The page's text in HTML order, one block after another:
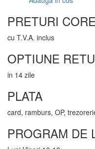
PRETURI
cu T.V.A. inclus
OPTIUNE
in 14 zile
PLATA
card, ramburs, OP,
PROGRAM DE